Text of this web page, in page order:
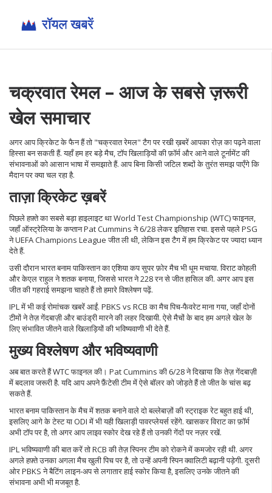
चक्रवात रेमल – आज के सबसे ज़रूरी
खेल समाचार
अगर आप क्रिकेट के फैन हैं तो "चक्रवात रेमल" टैग पर रखी ख़बरें आपका रोज़ का पढ़ने वाला
हिस्सा बन सकती हैं. यहाँ हम हर बड़े मैच, टॉप खिलाड़ियों की फ़ॉर्म और आने वाले टूर्नामेंट की
संभावनाओं को आसान भाषा में समझाते हैं. आप बिना किसी जटिल शब्दों के तुरंत समझ पाएँगे कि
मैदान पर क्या चल रहा है.
ताज़ा क्रिकेट ख़बरें
पिछले हफ़्ते का सबसे बड़ा हाइलाइट था World Test Championship (WTC) फाइनल,
जहाँ ऑस्ट्रेलिया के कप्तान Pat Cummins ने 6/28 लेकर इतिहास रचा. इससे पहले PSG
ने UEFA Champions League जीत ली थी, लेकिन इस टैग में हम क्रिकेट पर ज्यादा ध्यान
देते हैं.
उसी दौरान भारत बनाम पाकिस्तान का एशिया कप सुपर फ़ोर मैच भी धूम मचाया. विराट कोहली
और केएल राहुल ने शतक बनाया, जिससे भारत ने 228 रन से जीत हासिल की. अगर आप इस
जीत की गहराई समझना चाहते हैं तो हमारे विश्लेषण पढ़ें.
IPL में भी कई रोमांचक खबरें आईं. PBKS vs RCB का मैच पिच‑फैवरेट माना गया, जहाँ दोनों
टीमों ने तेज़ गेंदबाज़ी और बाउंड्री मारने की लहर दिखायी. ऐसे मैचों के बाद हम अगले खेल के
लिए संभावित जीतने वाले खिलाड़ियों की भविष्यवाणी भी देते हैं.
मुख्य विश्लेषण और भविष्यवाणी
अब बात करते हैं WTC फाइनल की। Pat Cummins की 6/28 ने दिखाया कि तेज़ गेंदबाज़ी
में बदलाव जरूरी है. यदि आप अपने फ़ैंटेसी टीम में ऐसे बॉलर को जोड़ते हैं तो जीत के चांस बढ़
सकते हैं.
भारत बनाम पाकिस्तान के मैच में शतक बनाने वाले दो बल्लेबाज़ों की स्ट्राइक रेट बहुत हाई थी,
इसलिए आगे के टेस्ट या ODI में भी यही खिलाड़ी पावरप्लेयर्स रहेंगे. खासकर विराट का फ़ॉर्म
अभी टॉप पर है, तो अगर आप लाइव स्कोर देख रहे हैं तो उनकी गेंदों पर नज़र रखें.
IPL भविष्यवाणी की बात करें तो RCB की तेज़ स्पिनर टीम को रोकने में कमजोर रही थी. अगर
अगले हफ़्ते उनका अगला मैच खुली पिच पर है, तो उन्हें अपनी स्पिन क्वालिटी बढ़ानी पड़ेगी. दूसरी
ओर PBKS ने बैटिंग लाइन‑अप से लगातार हाई स्कोर किया है, इसलिए उनके जीतने की
संभावना अभी भी मजबूत है.